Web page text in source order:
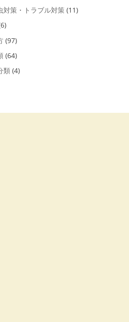
対策・トラブル対策 (11)
(97)
(64)
類 (4)